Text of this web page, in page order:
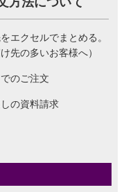
エクセルでまとめる。
け先の多いお客様へ）
のご注文
の資料請求